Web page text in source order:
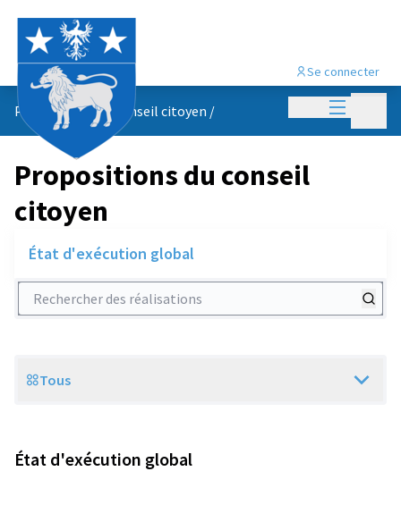
Menu
Se connecter
Propositions du conseil citoyen /
Propositions du conseil
citoyen
État d'exécution global
Rechercher des réalisations
Scope
Tous
État d'exécution global